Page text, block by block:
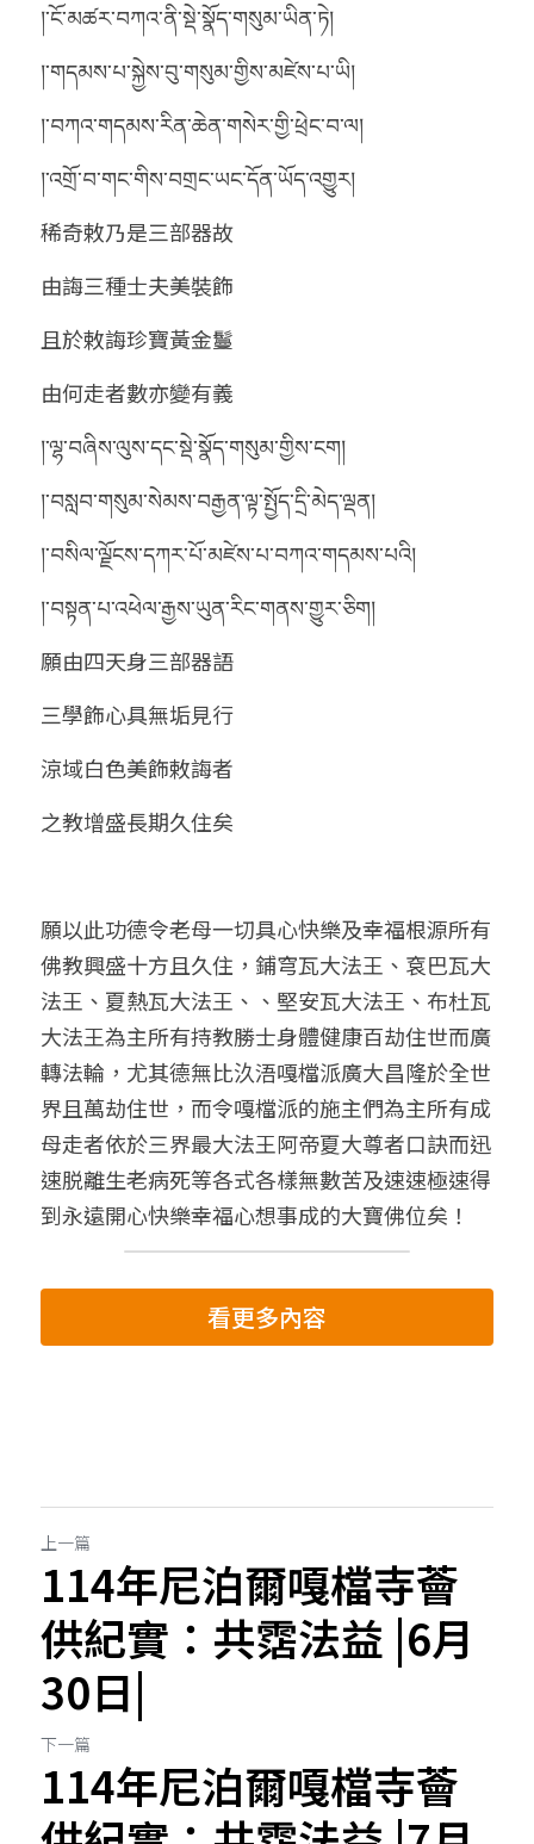
།་ངོ་མཚར་བཀའ་ནི་སྡེ་སྣོད་གསུམ་ཡིན་ཏེ།
།་གདམས་པ་སྐྱེས་བུ་གསུམ་གྱིས་མཛེས་པ་ཡི།
།་བཀའ་གདམས་རིན་ཆེན་གསེར་གྱི་ཕྲེང་བ་ལ།
།་འགྲོ་བ་གང་གིས་བགྲང་ཡང་དོན་ཡོད་འགྱུར།
稀奇敕乃是三部器故
由誨三種士夫美裝飾
且於敕誨珍寶黃金鬘
由何走者數亦變有義
།་ལྷ་བཞིས་ལུས་དང་སྡེ་སྣོད་གསུམ་གྱིས་ངག།
།་བསླབ་གསུམ་སེམས་བརྒྱན་ལྟ་སྤྱོད་དྲི་མེད་ལྡན།
།་བསིལ་ལྗོངས་དཀར་པོ་མཛེས་པ་བཀའ་གདམས་པའི།
།་བསྟན་པ་འཕེལ་རྒྱས་ཡུན་རིང་གནས་གྱུར་ཅིག།
願由四天身三部器語
三學飾心具無垢見行
涼域白色美飾敕誨者
之教增盛長期久住矣
願以此功德令老母一切具心快樂及幸福根源所有
佛教興盛十方且久住，鋪穹瓦大法王、袞巴瓦大
法王、夏熱瓦大法王、、堅安瓦大法王、布杜瓦
大法王為主所有持教勝士身體健康百劫住世而廣
轉法輪，尤其德無比汣浯嘎檔派廣大昌隆於全世
界且萬劫住世，而令嘎檔派的施主們為主所有成
母走者依於三界最大法王阿帝夏大尊者口訣而迅
速脱離生老病死等各式各樣無數苦及速速極速得
到永遠開心快樂幸福心想事成的大寶佛位矣！
看更多內容
上一篇
114年尼泊爾嘎檔寺薈
供紀實：共霑法益 |6月
30日|
下一篇
114年尼泊爾嘎檔寺薈